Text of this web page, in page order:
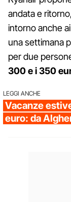
andata e
intorno anche
una settimana
per due
300 e i 350
LEGGI ANCHE
Vacanze
euro: da